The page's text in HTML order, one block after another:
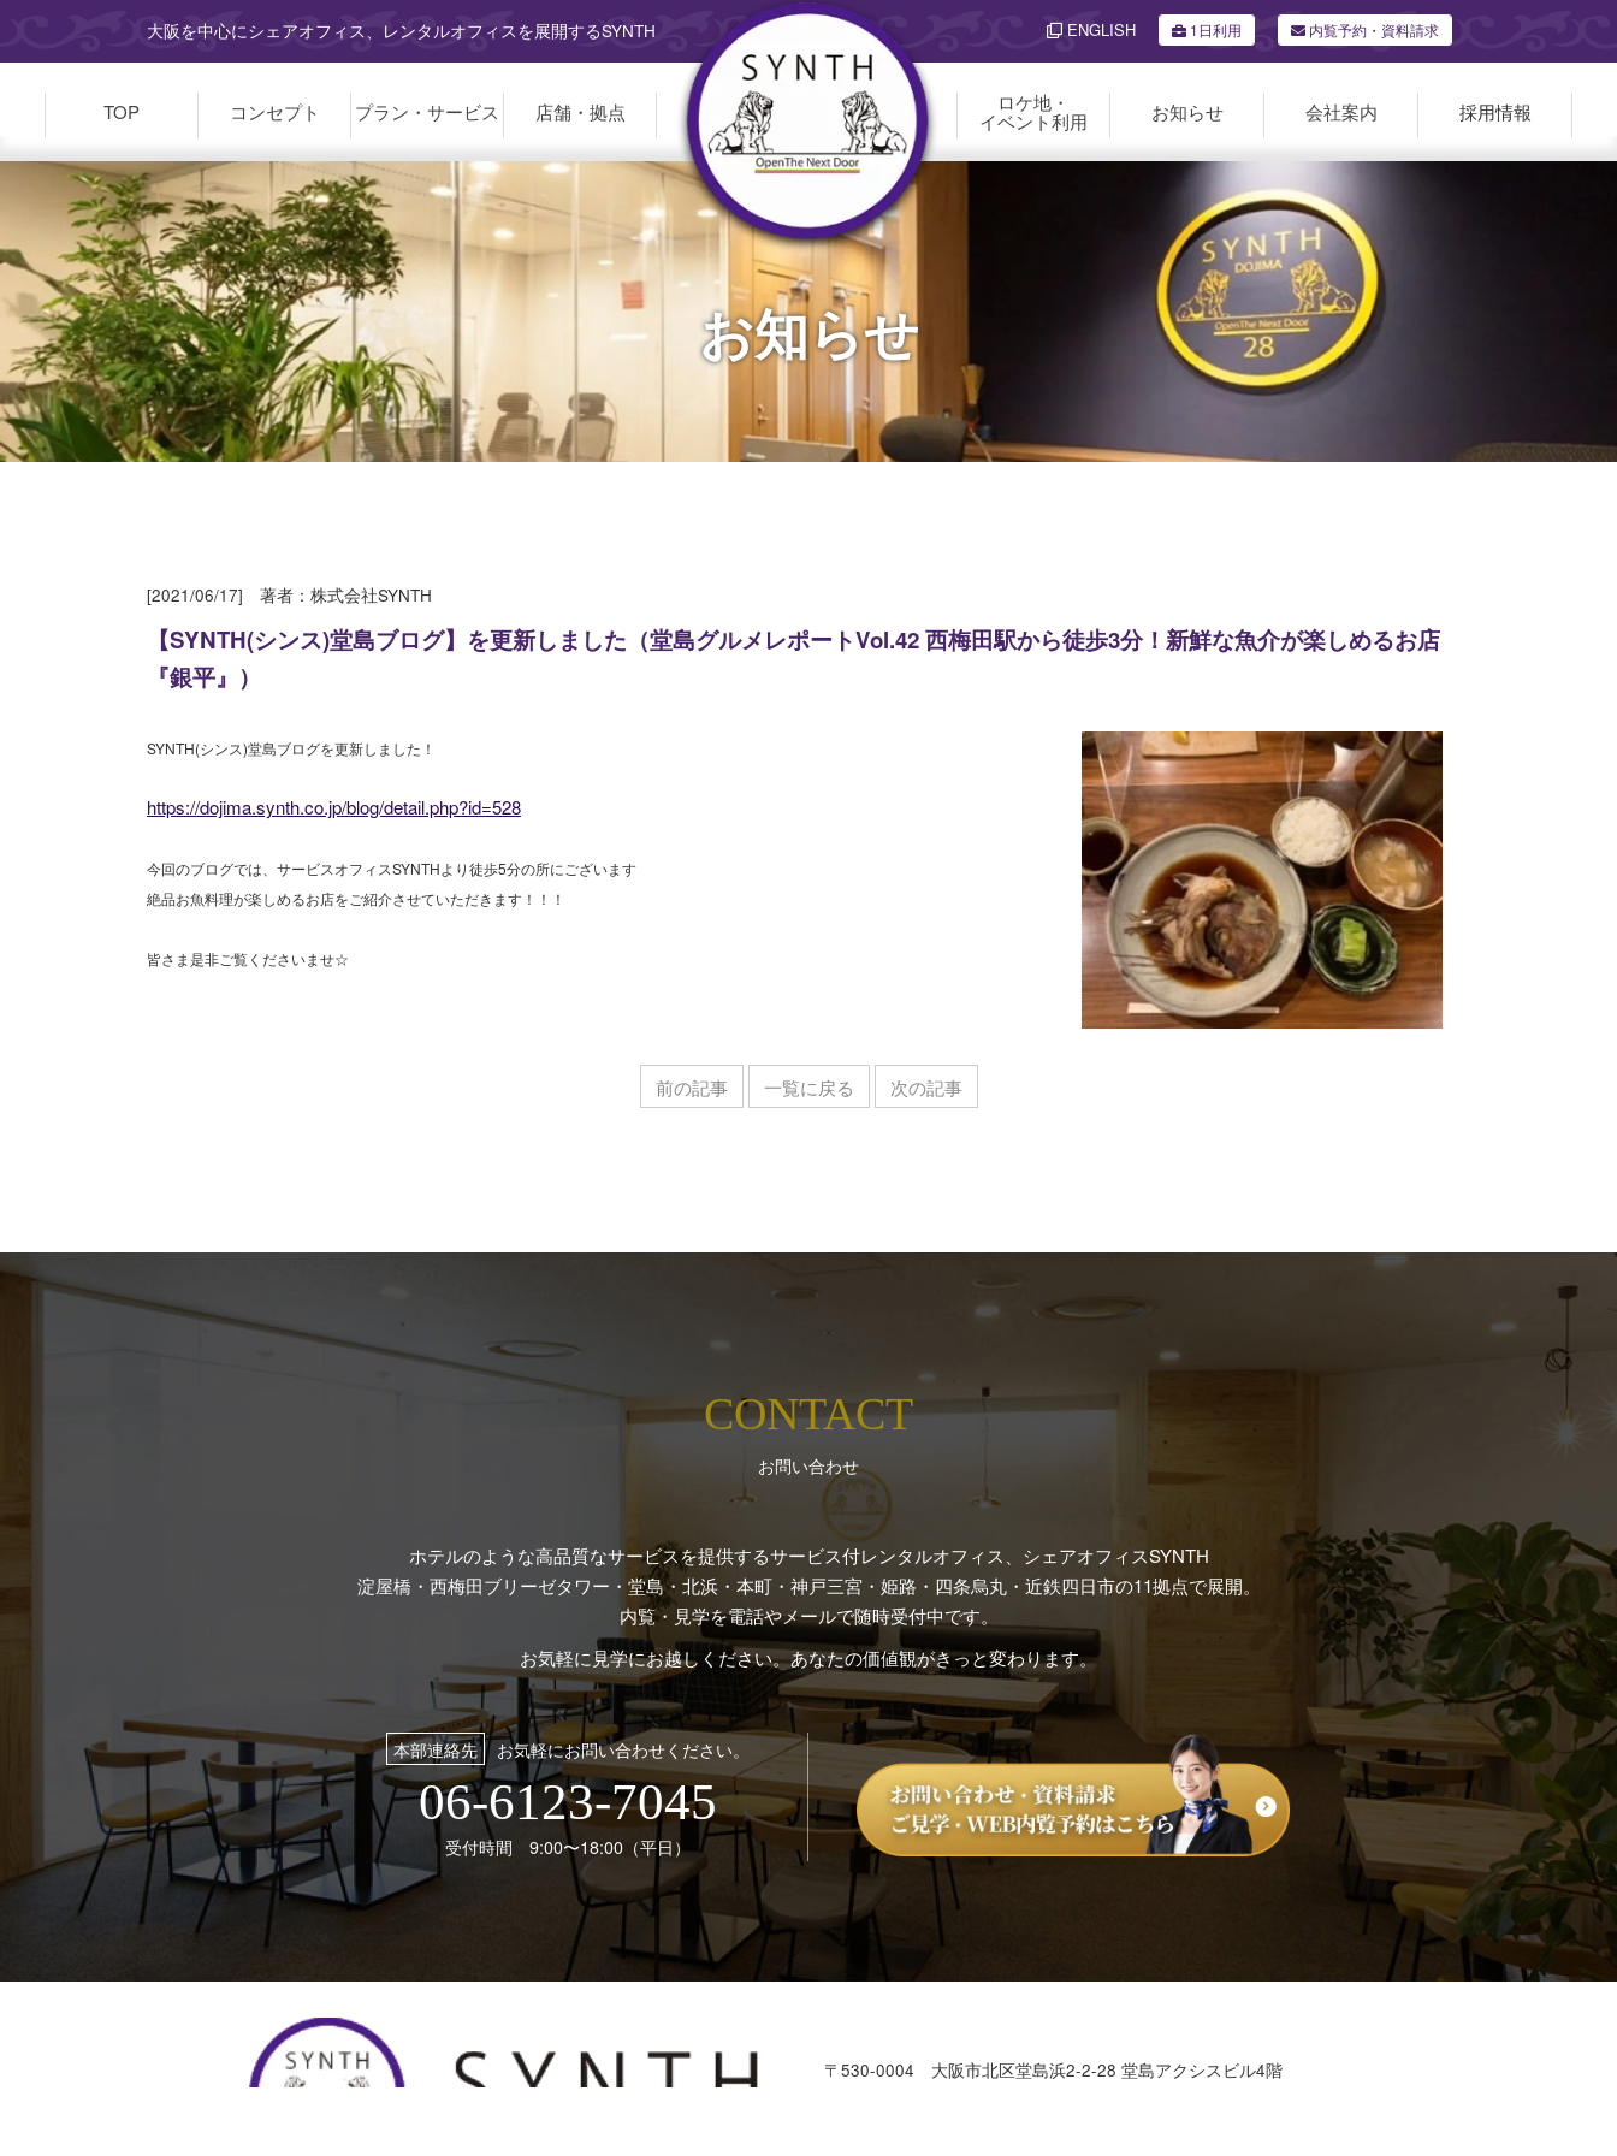
大阪を中心にシェアオフィス、レンタルオフィスを展開するSYNTH ENGLISH 1日利用 内覧予約・資料請求
TOP コンセプト プラン・ サービス 店舗・拠点 ロケ地・
イベント利用 お知らせ 会社案内 採用情報
お知らせ
[2021/06/17] 著者：株式会社SYNTH
【SYNTH(シンス)堂島ブログ】を更新しました（堂島グルメレポートVol.42 西梅田駅から徒歩3分！新鮮な魚介が楽しめるお店
『銀平』）
SYNTH(シンス)堂島ブログを更新しました！
https://dojima.synth.co.jp/blog/detail.php?id=528
今回のブログでは、サービスオフィスSYNTHより徒歩5分の所にございます
絶品お魚料理が楽しめるお店をご紹介させていただきます！！！
皆さま是非ご覧くださいませ☆
前の記事 一覧に戻る 次の記事
CONTACT
お問い合わせ
ホテルのような高品質なサービスを提供するサービス付レンタルオフィス、シェアオフィスSYNTH
淀屋橋・西梅田ブリーゼタワー・堂島・北浜・本町・神戸三宮・姫路・四条烏丸・近鉄四日市の11拠点で展開。
内覧・見学を電話やメールで随時受付中です。
お気軽に見学にお越しください。あなたの価値観がきっと変わります。
本部連絡先 お気軽にお問い合わせください。
06-6123-7045
受付時間 9:00〜18:00（平日）
〒530-0004 大阪市北区堂島浜2-2-28 堂島アクシスビル4階